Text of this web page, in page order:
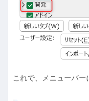
これで、メニューバー